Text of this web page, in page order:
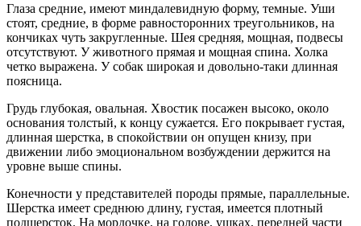
Глаза средние, имеют миндалевидную форму, темные. Уши
стоят, средние, в форме равносторонних треугольников, на
кончиках чуть закругленные. Шея средняя, мощная, подвесы
отсутствуют. У животного прямая и мощная спина. Холка
четко выражена. У собак широкая и довольно-таки длинная
поясница.
Грудь глубокая, овальная. Хвостик посажен высоко, около
основания толстый, к концу сужается. Его покрывает густая,
длинная шерстка, в спокойствии он опущен книзу, при
движении либо эмоциональном возбуждении держится на
уровне выше спины.
Конечности у представителей породы прямые, параллельные.
Шерстка имеет среднюю длину, густая, имеется плотный
подшерсток. На мордочке, на голове, ушках, передней части